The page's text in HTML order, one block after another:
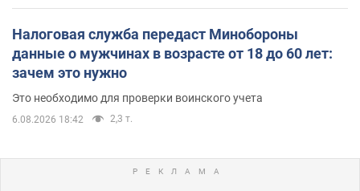
Налоговая служба передаст Минобороны
данные о мужчинах в возрасте от 18 до 60 лет:
зачем это нужно
Это необходимо для проверки воинского учета
6.08.2026 18:42 2,3 т.